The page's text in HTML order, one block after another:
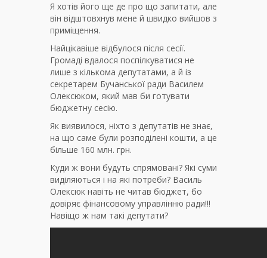
Я хотів його ще де про що запитати, але
він відштовхнув мене й швидко вийшов з
приміщення.
Найцікавіше відбулося після сесії.
Громаді вдалося поспілкуватися не
лише з кількома депутатами, а й із
секретарем Бучанської ради Василем
Олексюком, який мав би готувати
бюджетну сесію.
Як виявилося, ніхто з депутатів не знає,
на що саме були розподілені кошти, а це
більше 160 млн. грн.
Куди ж вони будуть спрямовані? Які суми
виділяються і на які потреби? Василь
Олексюк навіть не читав бюджет, бо
довіряє фінансовому управлінню ради!!!
Навіщо ж нам такі депутати?